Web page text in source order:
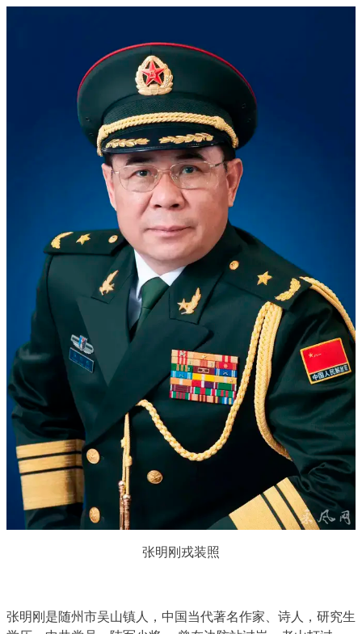
张明刚戎装照
张明刚是随州市吴山镇人，中国当代著名作家、诗人，研究生